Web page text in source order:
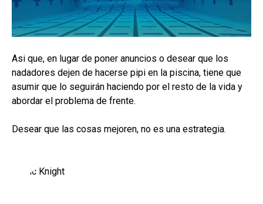
Asi que, en lugar de poner anuncios o desear que los
nadadores dejen de hacerse pipi en la piscina, tiene que
asumir que lo seguirán haciendo por el resto de la vida y
abordar el problema de frente.
Desear que las cosas mejoren, no es una estrategia.